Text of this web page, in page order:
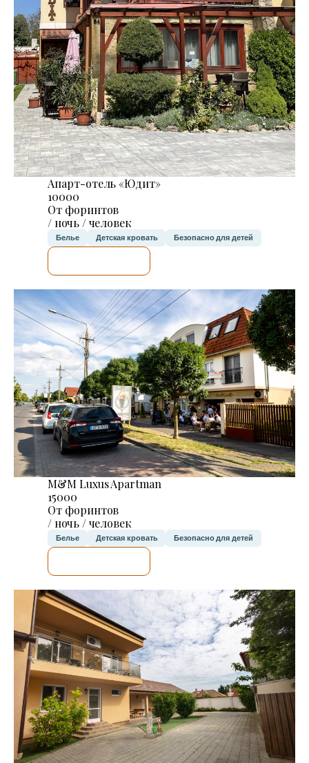
Апарт-отель «Юдит»
10000
От форинтов
/ ночь / человек
Белье Детская кровать Безопасно для детей
M&M Luxus Apartman
15000
От форинтов
/ ночь / человек
Белье Детская кровать Безопасно для детей